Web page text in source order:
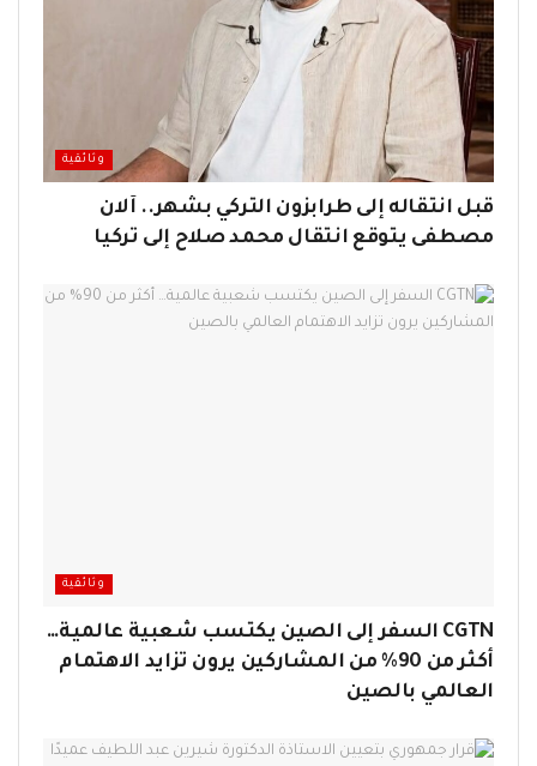
وثائقية
قبل انتقاله إلى طرابزون التركي بشهر.. آلان
مصطفى يتوقع انتقال محمد صلاح إلى تركيا
وثائقية
CGTN السفر إلى الصين يكتسب شعبية عالمية…
أكثر من 90% من المشاركين يرون تزايد الاهتمام
العالمي بالصين